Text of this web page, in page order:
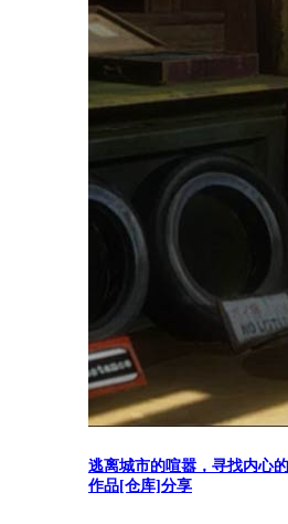
逃离城市的喧嚣，寻找内心
作品[仓库]分享